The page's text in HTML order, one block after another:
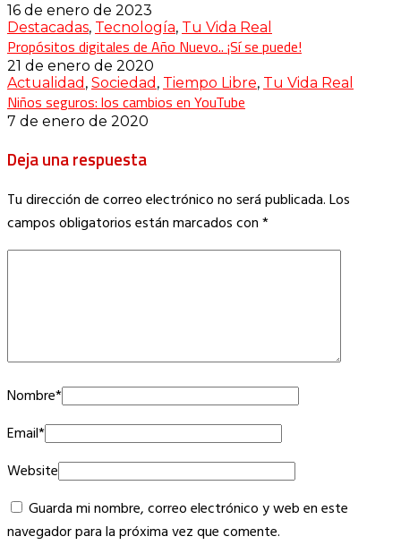
16 de enero de 2023
Destacadas, Tecnología, Tu Vida Real
Propósitos digitales de Año Nuevo.. ¡Sí se puede!
21 de enero de 2020
Actualidad , Sociedad , Tiempo Libre, Tu Vida Real
Niños seguros: los cambios en YouTube
7 de enero de 2020
Deja una respuesta
Tu dirección de correo electrónico no será publicada.Los
campos obligatorios están marcados con*
Nombre*
Email*
Website
Guarda mi nombre, correo electrónico y web en este
navegador para la próxima vez que comente.